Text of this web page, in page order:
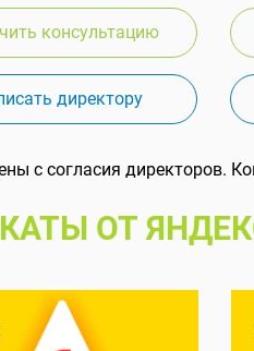
консультацию
директору
с согласия директоров.
ОТ